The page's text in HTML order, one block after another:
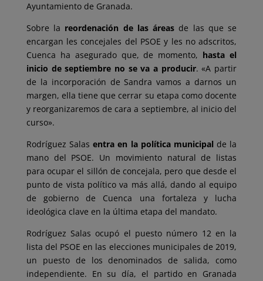
Ayuntamiento de Granada.
Sobre la reordenación de las áreas de las que se
encargan les concejales del PSOE y les no adscritos,
Cuenca ha asegurado que, de momento, hasta el
inicio de septiembre no se va a producir. «A partir
de la incorporación de Sandra vamos a darnos un
margen, ella tiene que cerrar su etapa como docente
y reorganizaremos de cara a septiembre, al inicio del
curso».
Rodríguez Salasentra en la política municipal de la
mano del PSOE. Un movimiento natural de listas
para ocupar el sillón de concejala, pero que desde el
punto de vista político va más allá, dando al equipo
de gobierno de Cuenca una fortaleza y lucha
ideológica clave en la última etapa del mandato.
Rodríguez Salas ocupó el puesto número 12 en la
lista del PSOE en las elecciones municipales de 2019,
un puesto de los denominados de salida, como
independiente. En su día, el partido en Granada